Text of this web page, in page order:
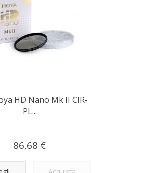
HD Nano Mk II CIR-
PL...
86,68 €